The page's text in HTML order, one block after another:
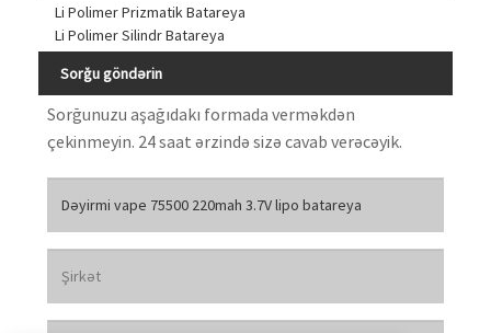
Li Polimer Prizmatik Batareya
Li Polimer Silindr Batareya
Sorğu göndərin
Sorğunuzu aşağıdakı formada verməkdən
çekinmeyin. 24 saat ərzində sizə cavab verəcəyik.